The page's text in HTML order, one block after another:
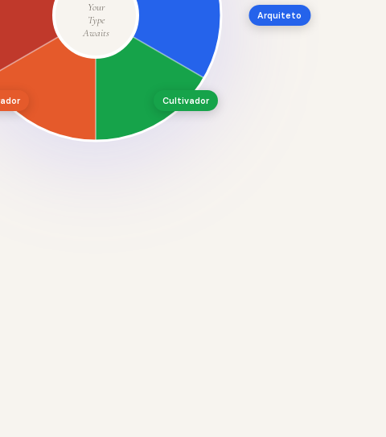
Your
Type
Awaits
Arquiteto
Cultivador